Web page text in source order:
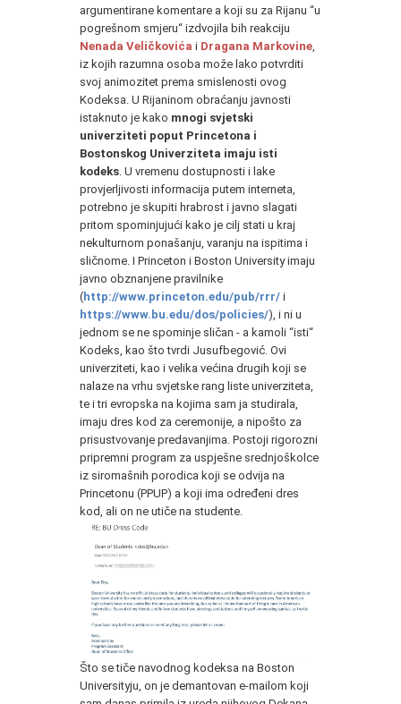
argumentirane komentare a koji su za Rijanu “u
pogrešnom smjeru“ izdvojila bih reakciju
Nenada Veličkovića i Dragana Markovine
iz kojih razumna osoba može lako potvrditi
svoj animozitet prema smislenosti ovog
Kodeksa. U Rijaninom obraćanju javnosti
istaknuto je kako mnogi svjetski
univerziteti poput Princetona i
Bostonskog Univerziteta imaju isti
kodeks . U vremenu dostupnosti i lake
provjerljivosti informacija putem interneta,
potrebno je skupiti hrabrost i javno slagati
pritom spominjujući kako je cilj stati u kraj
nekulturnom ponašanju, varanju na ispitima i
sličnome. I Princeton i Boston University imaju
javno obznanjene pravilnike
(http://www.princeton.edu/pub/rrr/ i
https://www.bu.edu/dos/policies/), i ni u
jednom se ne spominje sličan - a kamoli “isti“
Kodeks, kao što tvrdi Jusufbegović. Ovi
univerziteti, kao i velika većina drugih koji se
nalaze na vrhu svjetske rang liste univerziteta,
te i tri evropska na kojima sam ja studirala,
imaju dres kod za ceremonije, a nipošto za
prisustvovanje predavanjima. Postoji rigorozni
pripremni program za uspješne srednjoškolce
iz siromašnih porodica koji se odvija na
Princetonu (PPUP) a koji ima određeni dres
kod, ali on ne utiče na studente.
Što se tiče navodnog kodeksa na Boston
Universityju, on je demantovan e-mailom koji